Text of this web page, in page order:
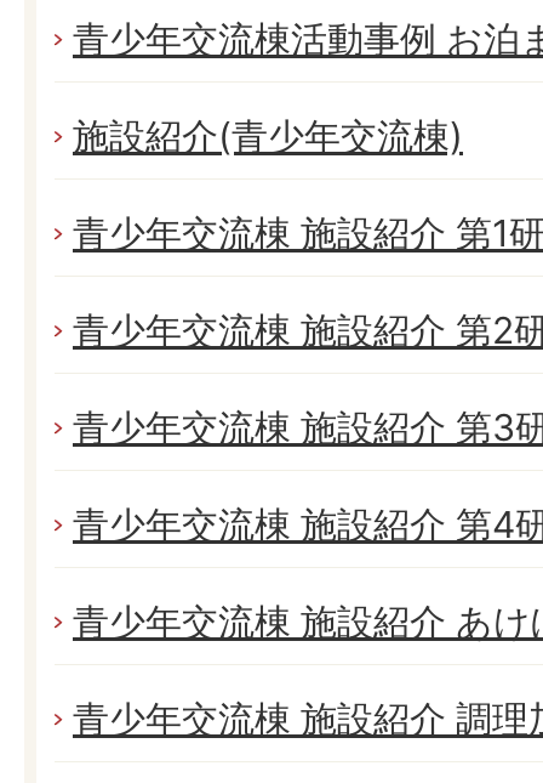
青少年交流棟活動事例 お泊
施設紹介(青少年交流棟)
青少年交流棟 施設紹介 第1
青少年交流棟 施設紹介 第2
青少年交流棟 施設紹介 第3
青少年交流棟 施設紹介 第4
青少年交流棟 施設紹介 あ
青少年交流棟 施設紹介 調理